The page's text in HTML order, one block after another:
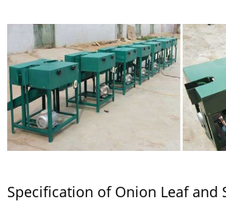
Specification of Onion Leaf and